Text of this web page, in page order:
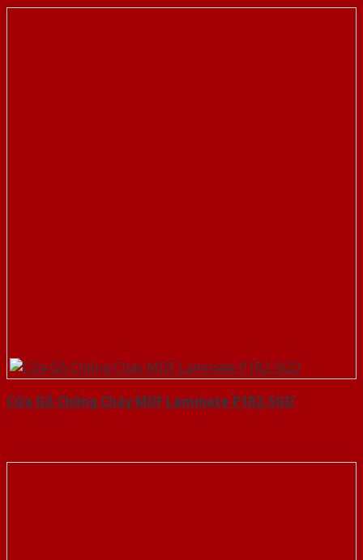
Cửa Gỗ Chống Cháy MDF Laminate P1R2-SGD